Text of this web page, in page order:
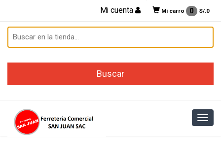
Mi cuenta Mi carro 0 S/.0